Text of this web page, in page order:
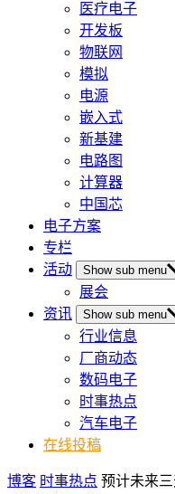
医疗电子
开发板
物联网
模拟
电源
嵌入式
新基建
电路图
计算器
中国芯
电子方案
专栏
活动
Show sub menu
展会
资讯
Show sub menu
行业信息
厂商动态
数码电子
时事热点
汽车电子
在线投稿
博客 时事热点 预计未来